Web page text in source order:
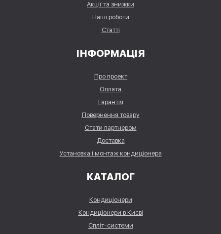
Акції та знижки
Наші роботи
Статті
ІНФОРМАЦІЯ
Про проект
Оплата
Гарантія
Повернення товару
Стати партнером
Доставка
Установка і монтаж кондиціонера
КАТАЛОГ
Кондиціонери
Кондиціонери в Києві
Спліт-системи